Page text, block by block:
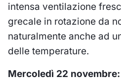
intensa ventilazione
grecale in rotazione da
naturalmente anche ad
delle temperature.
Mercoledì 22 novembre: